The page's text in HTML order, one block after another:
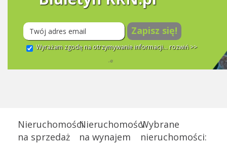
Zapisz się!
Wyrażam zgodę na otrzymywanie informacji... rozwiń >>
Nieruchomości
na sprzedaż
Nieruchomości
na wynajem
Wybrane
nieruchomości: